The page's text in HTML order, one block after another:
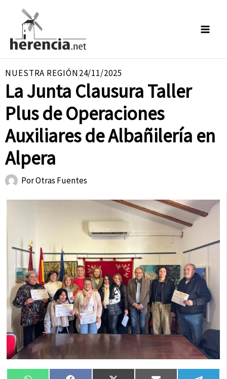
contenido
NUESTRA REGIÓN24/11/2025
La Junta Clausura Taller
Plus de Operaciones
Auxiliares de Albañilería en
Alpera
PorOtras Fuentes